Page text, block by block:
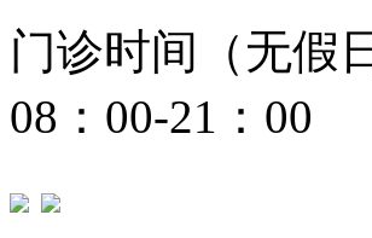
门诊时间（无假
08：00-21：00